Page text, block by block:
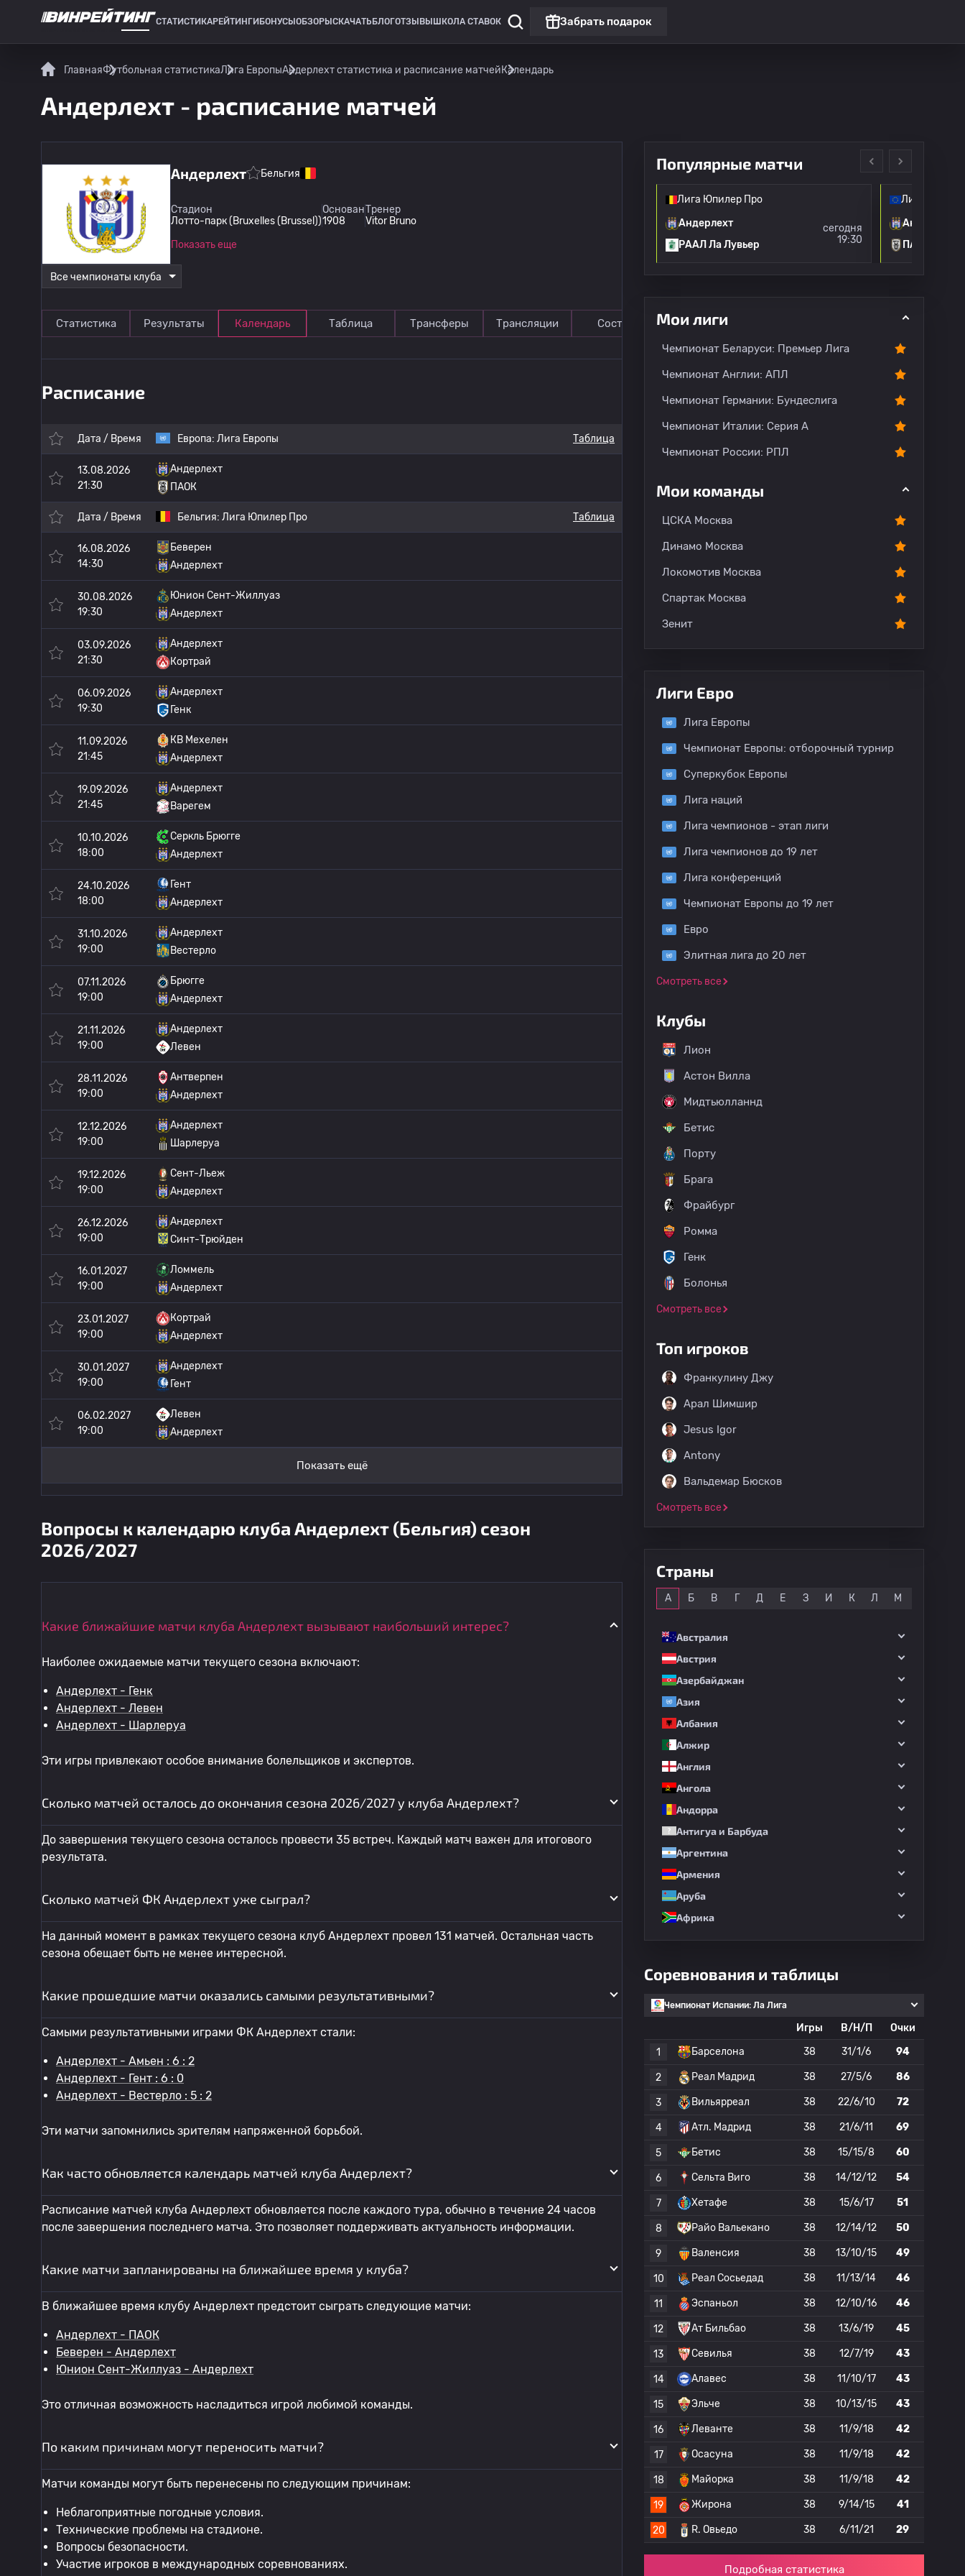
СТАТИСТИКАРЕЙТИНГИ БОНУСЫ ОБЗОРЫ СКАЧАТЬ БЛОГОТЗЫВЫ ШКОЛА СТАВОК Забрать подарок
ГлавнаяФутбольная статистикаЛига ЕвропыАндерлехт статистика и расписание матчейКалендарь
Андерлехт - расписание матчей
Андерлехт Бельгия
Стадион
Лотто-парк (Bruxelles (Brussel))
Основан
1908
Тренер
Vitor Bruno
Показать еще
Все чемпионаты клуба
Статистика Результаты Календарь Таблица Трансферы Трансляции Состав
Расписание
Дата / Время Европа: Лига Европы Таблица
13.08.2026
21:30
Андерлехт
ПАОК
Дата / Время Бельгия: Лига Юпилер Про Таблица
16.08.2026
14:30
Беверен
Андерлехт
30.08.2026
19:30
Юнион Сент-Жиллуаз
Андерлехт
03.09.2026
21:30
Андерлехт
Кортрай
06.09.2026
19:30
Андерлехт
Генк
11.09.2026
21:45
КВ Мехелен
Андерлехт
19.09.2026
21:45
Андерлехт
Варегем
10.10.2026
18:00
Серкль Брюгге
Андерлехт
24.10.2026
18:00
Гент
Андерлехт
31.10.2026
19:00
Андерлехт
Вестерло
07.11.2026
19:00
Брюгге
Андерлехт
21.11.2026
19:00
Андерлехт
Левен
28.11.2026
19:00
Антверпен
Андерлехт
12.12.2026
19:00
Андерлехт
Шарлеруа
19.12.2026
19:00
Сент-Льеж
Андерлехт
26.12.2026
19:00
Андерлехт
Синт-Трюйден
16.01.2027
19:00
Ломмель
Андерлехт
23.01.2027
19:00
Кортрай
Андерлехт
30.01.2027
19:00
Андерлехт
Гент
06.02.2027
19:00
Левен
Андерлехт
Показать ещё
Вопросы к календарю клуба Андерлехт (Бельгия) сезон
2026/2027
Какие ближайшие матчи клуба Андерлехт вызывают наибольший интерес?
Наиболее ожидаемые матчи текущего сезона включают:
Андерлехт - Генк
Андерлехт - Левен
Андерлехт - Шарлеруа
Эти игры привлекают особое внимание болельщиков и экспертов.
Сколько матчей осталось до окончания сезона 2026/2027 у клуба Андерлехт?
До завершения текущего сезона осталось провести 35 встреч. Каждый матч важен для итогового
результата.
Сколько матчей ФК Андерлехт уже сыграл?
На данный момент в рамках текущего сезона клуб Андерлехт провел 131 матчей. Остальная часть
сезона обещает быть не менее интересной.
Какие прошедшие матчи оказались самыми результативными?
Самыми результативными играми ФК Андерлехт стали:
Андерлехт - Амьен : 6 : 2
Андерлехт - Гент : 6 : 0
Андерлехт - Вестерло : 5 : 2
Эти матчи запомнились зрителям напряженной борьбой.
Как часто обновляется календарь матчей клуба Андерлехт?
Расписание матчей клуба Андерлехт обновляется после каждого тура, обычно в течение 24 часов
после завершения последнего матча. Это позволяет поддерживать актуальность информации.
Какие матчи запланированы на ближайшее время у клуба?
В ближайшее время клубу Андерлехт предстоит сыграть следующие матчи:
Андерлехт - ПАОК
Беверен - Андерлехт
Юнион Сент-Жиллуаз - Андерлехт
Это отличная возможность насладиться игрой любимой команды.
По каким причинам могут переносить матчи?
Матчи команды могут быть перенесены по следующим причинам:
Неблагоприятные погодные условия.
Технические проблемы на стадионе.
Вопросы безопасности.
Участие игроков в международных соревнованиях.
Популярные матчи
Лига Юпилер Про
Андерлехт
РААЛ Ла Лувьер
сегодня
19:30
Лига Европы
Андерлехт
ПАОК
Мои лиги
Чемпионат Беларуси: Премьер Лига
Чемпионат Англии: АПЛ
Чемпионат Германии: Бундеслига
Чемпионат Италии: Серия А
Чемпионат России: РПЛ
Мои команды
ЦСКА Москва
Динамо Москва
Локомотив Москва
Спартак Москва
Зенит
Лиги Евро
Лига Европы
Чемпионат Европы: отборочный турнир
Суперкубок Европы
Лига наций
Лига чемпионов - этап лиги
Лига чемпионов до 19 лет
Лига конференций
Чемпионат Европы до 19 лет
Евро
Элитная лига до 20 лет
Смотреть все
Клубы
Лион
Астон Вилла
Мидтьюлланнд
Бетис
Порту
Брага
Фрайбург
Ромма
Генк
Болонья
Смотреть все
Топ игроков
Франкулину Джу
Арал Шимшир
Jesus Igor
Antony
Вальдемар Бюсков
Смотреть все
Страны
А Б В Г Д Е З И К Л М
Австралия
Австрия
Азербайджан
Азия
Албания
Алжир
Англия
Ангола
Андорра
Антигуа и Барбуда
Аргентина
Армения
Аруба
Африка
Соревнования и таблицы
Чемпионат Испании: Ла Лига
Игры В/Н/П
Очки
1
Барселона 38 31/1/6 94
2 Реал Мадрид 38 27/5/6 86
3 Вильярреал 38 22/6/10 72
4 Атл. Мадрид 38 21/6/11 69
5 Бетис 38 15/15/8 60
6 Сельта Виго 38 14/12/12 54
7 Хетафе 38 15/6/17 51
8 Райо Вальекано 38 12/14/12 50
9 Валенсия 38 13/10/15 49
10 Реал Сосьедад 38 11/13/14 46
11 Эспаньол 38 12/10/16 46
12 Ат Бильбао 38 13/6/19 45
13 Севилья 38 12/7/19 43
14 Алавес 38 11/10/17 43
15 Эльче 38 10/13/15 43
16 Леванте 38 11/9/18 42
17 Осасуна 38 11/9/18 42
18 Майорка 38 11/9/18 42
19 Жирона 38 9/14/15 41
20 R. Овьедо 38 6/11/21 29
Подробная статистика